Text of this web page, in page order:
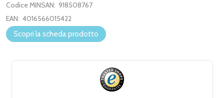
Codice MINSAN: 918508767
EAN: 4016566015422
Scopri la scheda prodotto